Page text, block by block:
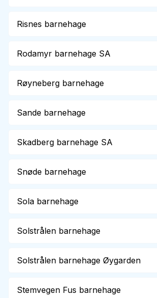
Risnes barnehage
Rodamyr barnehage SA
Røyneberg barnehage
Sande barnehage
Skadberg barnehage SA
Snøde barnehage
Sola barnehage
Solstrålen barnehage
Solstrålen barnehage Øygarden
Stemvegen Fus barnehage